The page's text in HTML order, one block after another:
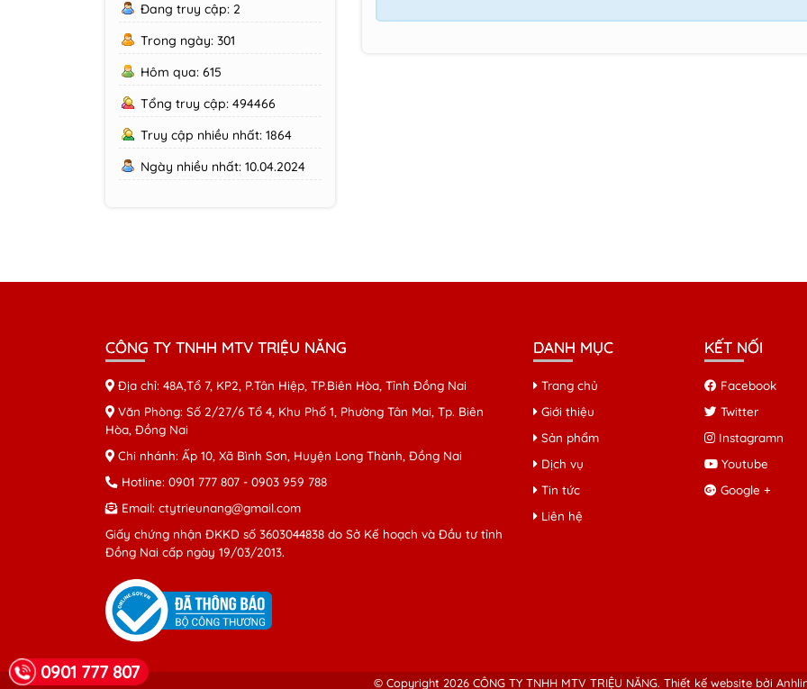
Đang truy cập: 2
Trong ngày: 301
Hôm qua: 615
Tổng truy cập: 494466
Truy cập nhiều nhất: 1864
Ngày nhiều nhất: 10.04.2024
CÔNG TY TNHH MTV TRIỆU NĂNG
Địa chỉ: 48A,Tổ 7, KP2, P.Tân Hiệp, TP.Biên Hòa, Tỉnh Đồng Nai
Văn Phòng: Số 2/27/6 Tổ 4, Khu Phố 1, Phường Tân Mai, Tp. Biên
Hòa, Đồng Nai
Chi nhánh: Ấp 10, Xã Bình Sơn, Huyện Long Thành, Đồng Nai
Hotline: 0901 777 807 - 0903 959 788
Email: ctytrieunang@gmail.com
Giấy chứng nhận ĐKKD số 3603044838 do Sở Kế hoạch và Đầu tư tỉnh
Đồng Nai cấp ngày 19/03/2013.
0901 777 807
DANH MỤC
Trang chủ
Giới thiệu
Sản phẩm
Dịch vụ
Tin tức
Liên hệ
KẾT NỐI
Facebook
Twitter
Instagramn
Youtube
Google +
© Copyright 2026 CÔNG TY TNHH MTV TRIỆU NĂNG. Thiết kế website bởi